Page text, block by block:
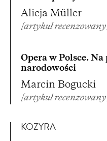
Alicja Müller
[artykuł
Opera w Polsce.
narodowości
Marcin Bogucki
[artykuł
KOZYRA